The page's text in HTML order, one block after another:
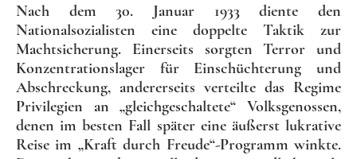
Nach dem 30. Januar 1933 diente den
Nationalsozialisten eine doppelte Taktik zur
Machtsicherung. Einerseits sorgten Terror und
Konzentrationslager für Einschüchterung und
Abschreckung, andererseits verteilte das Regime
Privilegien an „gleichgeschaltete“ Volksgenossen,
denen im besten Fall später eine äußerst lukrative
Reise im „Kraft durch Freude“-Programm winkte.